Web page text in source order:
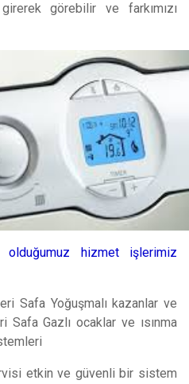
görebilir ve farkımızı
olduğumuz hizmet işlerimiz
Safa Yoğuşmalı kazanlar ve
Safa Gazlı ocaklar ve ısınma
etkin ve güvenli bir sistem